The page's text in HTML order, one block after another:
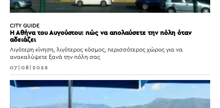
CITY GUIDE
Η Αθήνα του Αυγούστου: πώς να απολαύσετε την πόλη όταν
αδειάζει
Λιγότερη κίνηση, λιγότερος κόσμος, περισσότερος χώρος για να
ανακαλύψετε ξανά την πόλη σας
07|08|2026